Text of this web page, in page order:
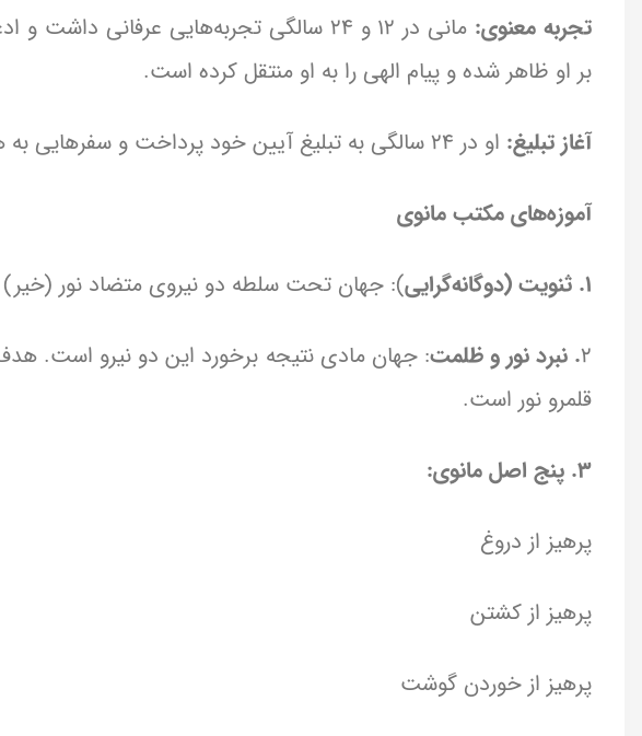
تجربه معنوی:
مانی در 12 و 24 سالگی تجربه‌هایی عرفانی
بر او ظاهر شده و پیام الهی را به او منتقل کرده است.
آغاز تبلیغ: او در 24 سالگی به تبلیغ آیین خود پرداخت و سفرهایی به هند و دیگر مناطق داشت.
آموزه‌های مکتب مانوی
1. ثنویت (دوگانه‌گرایی
): جهان تحت سلطه دو نیروی متضاد نور
2. نبرد نور و ظلمت: جهان مادی نتیجه برخورد این دو نیرو است.
قلمرو نور است.
3. پنج اصل مانوی:
پرهیز از دروغ
پرهیز از کشتن
پرهیز از خوردن گوشت